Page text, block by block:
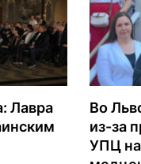
Лавра
Во
из-за
УПЦ